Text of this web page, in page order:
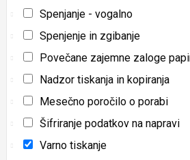
Spenjanje - vogalno
Spenjenje in zgibanje
Povečane zajemne zaloge
Nadzor tiskanja in kopiranja
Mesečno poročilo o porabi
Šifriranje podatkov na napravi
Varno tiskanje